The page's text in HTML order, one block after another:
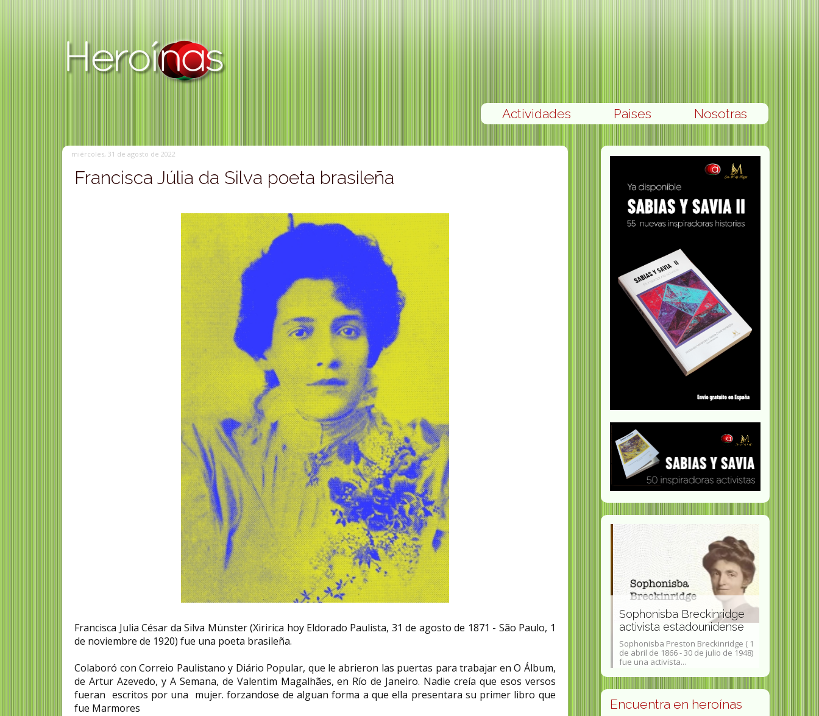
Nosotras
Paises
Actividades
miércoles, 31 de agosto de 2022
Francisca Júlia da Silva poeta brasileña
Francisca Julia César da Silva Münster (Xiririca hoy Eldorado Paulista, 31 de agosto de 1871 - São Paulo, 1
de noviembre de 1920) fue una poeta brasileña.
Colaboró ​​con Correio Paulistano y Diário Popular, que le abrieron las puertas para trabajar en O Álbum,
de Artur Azevedo, y A Semana, de Valentim Magalhães, en Río de Janeiro. Nadie creía que esos versos
fueran escritos por una mujer. forzandose de alguan forma a que ella presentara su primer libro que
fue Marmores
abogada
criminóloga española,...
en salud pública
una experta en salud pública...
Sophonisba Breckinridge
activista estadounidense
Sophonisba Preston Breckinridge ( 1
de abril de 1866 - 30 de julio de 1948)
fue una activista...
Encuentra en heroínas